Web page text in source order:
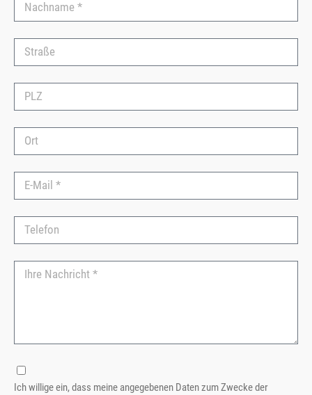
Ich willige ein, dass meine angegebenen Daten zum Zwecke der